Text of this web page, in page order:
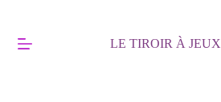
LE TIROIR À JEUX